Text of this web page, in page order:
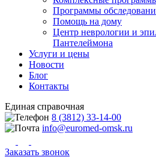
Программы
Помощь на дому
Центр неврологии и
Пантелеймона
Услуги и цены
Новости
Блог
Контакты
Единая справочная
8 (3812) 33-14-00
info@euromed-omsk.ru
Заказать звонок